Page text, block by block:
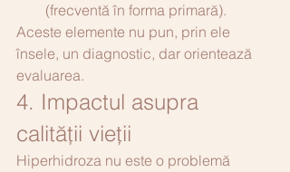
(frecventă în forma primară).
Aceste elemente nu pun, prin ele
însele, un diagnostic, dar orientează
evaluarea.
4. Impactul asupra
calității vieții
Hiperhidroza nu este o problemă